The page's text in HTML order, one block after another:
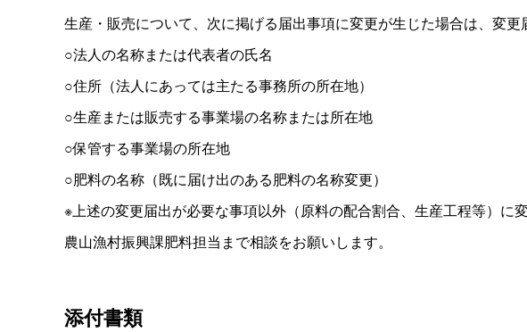
生産・販売について、次に掲げる届出事項に変更が生じた場合は、変更
○法人の名称または代表者の氏名
○住所（法人にあっては主たる事務所の所在地）
○生産または販売する事業場の名称または所在地
○保管する事業場の所在地
○肥料の名称（既に届け出のある肥料の名称変更）
※上述の変更届出が必要な事項以外（原料の配合割合、生産工程等）に
農山漁村振興課肥料担当まで相談をお願いします。
添付書類